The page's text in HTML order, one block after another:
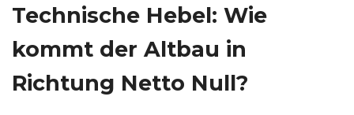
Technische Hebel: Wie
kommt der Altbau in
Richtung Netto Null?